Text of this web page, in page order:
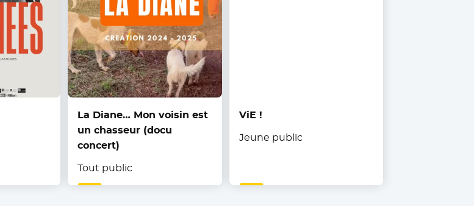
La Diane… Mon voisin est
un chasseur (docu
concert)
Tout public
ViE !
Jeune public